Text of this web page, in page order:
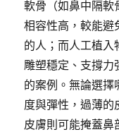
軟骨（如鼻中隔軟
相容性高，較能避
的人；而人工植
雕塑穩定、支撐力
的案例。無論選擇
度與彈性，過薄的
皮膚則可能掩蓋